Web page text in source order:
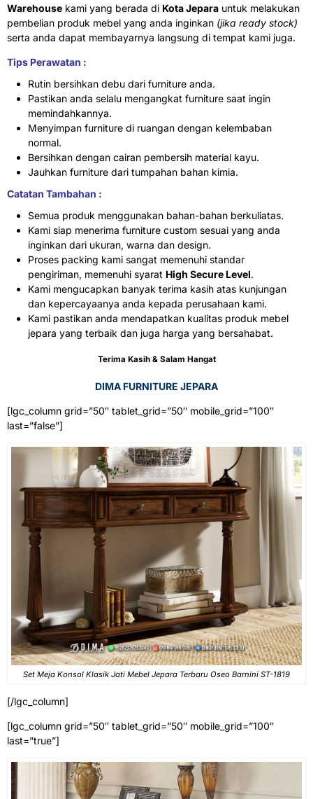
Warehouse kami yang berada di Kota Jepara untuk melakukan
pembelian produk mebel yang anda inginkan (jika ready stock)
serta anda dapat membayarnya langsung di tempat kami juga.
Tips Perawatan :
Rutin bersihkan debu dari furniture anda.
Pastikan anda selalu mengangkat furniture saat ingin
memindahkannya.
Menyimpan furniture di ruangan dengan kelembaban
normal.
Bersihkan dengan cairan pembersih material kayu.
Jauhkan furniture dari tumpahan bahan kimia.
Catatan Tambahan :
Semua produk menggunakan bahan-bahan berkuliatas.
Kami siap menerima furniture custom sesuai yang anda
inginkan dari ukuran, warna dan design.
Proses packing kami sangat memenuhi standar
pengiriman, memenuhi syarat High Secure Level.
Kami mengucapkan banyak terima kasih atas kunjungan
dan kepercayaanya anda kepada perusahaan kami.
Kami pastikan anda mendapatkan kualitas produk mebel
jepara yang terbaik dan juga harga yang bersahabat.
Terima Kasih & Salam Hangat
DIMA FURNITURE JEPARA
[lgc_column grid=”50″ tablet_grid=”50″ mobile_grid=”100″
last=”false”]
Set Meja Konsol Klasik Jati Mebel Jepara Terbaru Oseo Barnini ST-1819
[/lgc_column]
[lgc_column grid=”50″ tablet_grid=”50″ mobile_grid=”100″
last=”true”]